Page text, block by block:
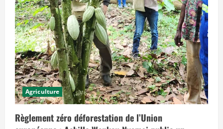
u
r
d
’
h
u
i
e
t
q
u
i
p
r
é
o
i
Agriculture
Règlement zéro déforestation de l’Union